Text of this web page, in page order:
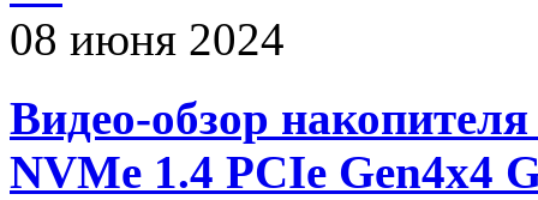
08 июня 2024
Видео-обзор
NVMe 1.4 PCIe Gen4х4